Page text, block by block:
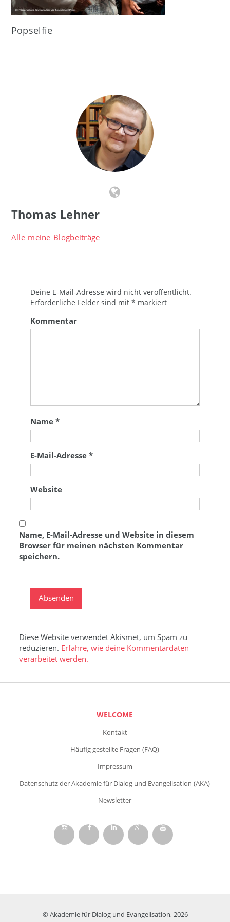
Popselfie
Thomas Lehner
Alle meine Blogbeiträge
Deine E-Mail-Adresse wird nicht veröffentlicht.
Erforderliche Felder sind mit* markiert
Kommentar
Name*
E-Mail-Adresse*
Website
Name, E-Mail-Adresse und Website in diesem
Browser für meinen nächsten Kommentar
speichern.
Diese Website verwendet Akismet, um Spam zu
reduzieren. Erfahre, wie deine Kommentardaten
verarbeitet werden.
WELCOME
Kontakt
Häufig gestellte Fragen (FAQ)
Impressum
Datenschutz der Akademie für Dialog und Evangelisation (AKA)
Newsletter
© Akademie für Dialog und Evangelisation, 2026